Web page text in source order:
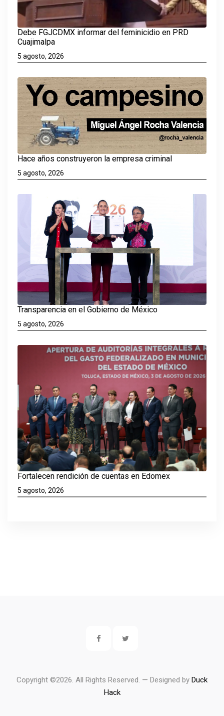
Debe FGJCDMX informar del feminicidio en PRD
Cuajimalpa
5 agosto, 2026
Hace años construyeron la empresa criminal
5 agosto, 2026
Transparencia en el Gobierno de México
5 agosto, 2026
Fortalecen rendición de cuentas en Edomex
5 agosto, 2026
Copyright ©2026. All Rights Reserved. — Designed by Duck
Hack